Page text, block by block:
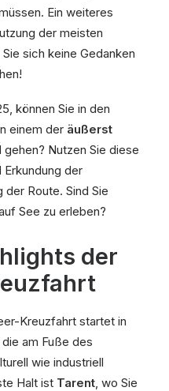
Ein weiteres
der meisten
sich keine Gedanken
können Sie in den
einem der äußerst
gehen? Nutzen Sie diese
Erkundung der
Route. Sind Sie
See zu erleben?
der
Kreuzfahrt startet in
am Fuße des
wie industriell
Halt ist Tarent, wo Sie